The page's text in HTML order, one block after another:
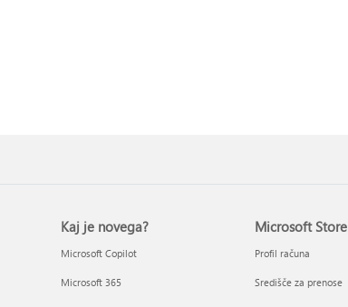
Kaj je novega?
Microsoft Copilot
Microsoft 365
Microsoft Store
Profil računa
Središče za prenose